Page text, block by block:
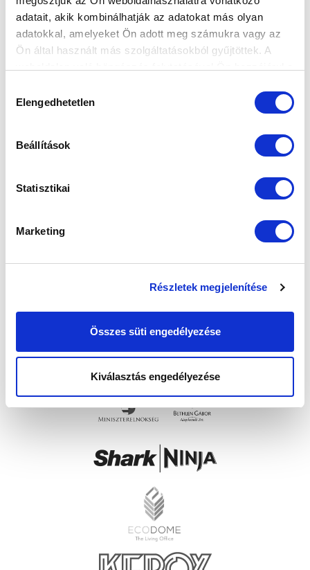
adatait, akik kombinálhatják az adatokat más olyan
adatokkal, amelyeket Ön adott meg számukra vagy az
Ön által használt más szolgáltatásokból gyűjtöttek. A
kiválasztása
Elengedhetetlen
Beállítások
Statisztikai
Marketing
Részletek megjelenítése
Összes süti engedélyezése
Kiválasztás engedélyezése